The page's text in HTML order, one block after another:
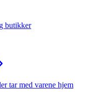
butikker
tar med varene hjem